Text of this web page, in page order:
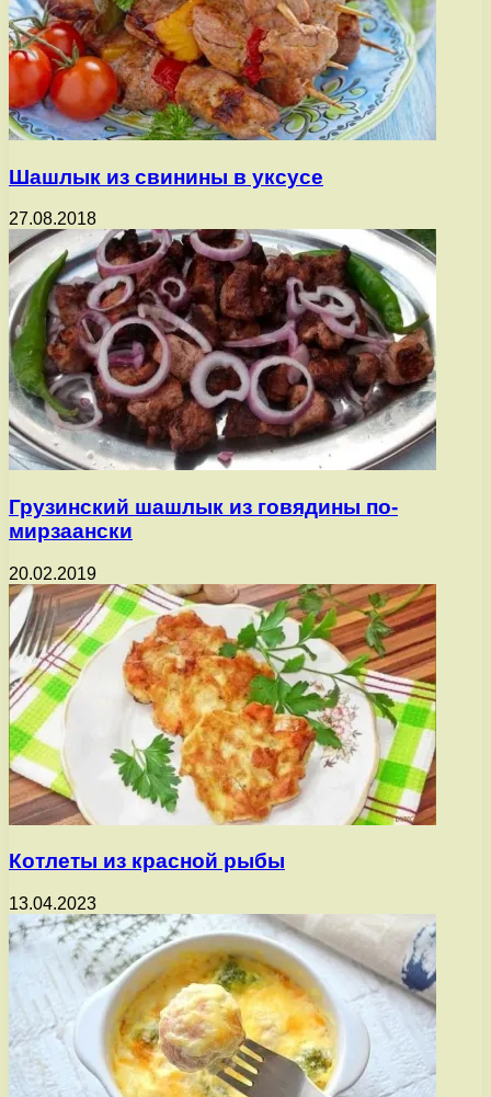
Шашлык из свинины в уксусе
27.08.2018
Грузинский шашлык из говядины по-
мирзаански
20.02.2019
Котлеты из красной рыбы
13.04.2023